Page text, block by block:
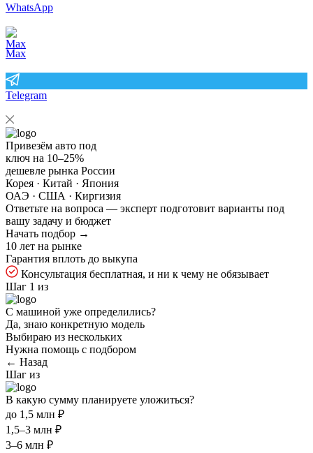
WhatsApp
Max
Telegram
Привезём авто под
ключ на 10–25%
дешевле рынка России
Корея · Китай · Япония
ОАЭ · США · Киргизия
Ответьте на вопроса — эксперт подготовит варианты под
вашу задачу и бюджет
Начать подбор →
10 лет на рынке
Гарантия вплоть до выкупа
Консультация бесплатная, и ни к чему не обязывает
Шаг 1 из
С машиной уже определились?
Да, знаю конкретную модель
Выбираю из нескольких
Нужна помощь с подбором
← Назад
Шаг из
В какую сумму планируете уложиться?
до 1,5 млн ₽
1,5–3 млн ₽
3–6 млн ₽